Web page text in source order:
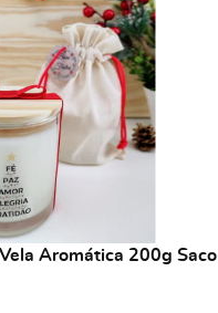
Aromática 200g Saco